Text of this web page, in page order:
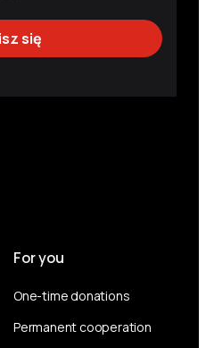
For you
One-time donations
Permanent cooperation